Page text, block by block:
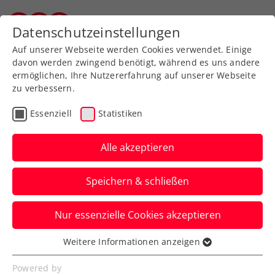
Zurück zur Newsübersicht
Turniere
Nina Buchegger siegt
beim Heimturnier in
Hallein
Nina Buchegger und Klara Kogler im
Einzel, Mia-Sophie Schnell im Doppel am
Podium
Verfasst von: , 26.05.2026
Datenschutzeinstellungen
Auf unserer Webseite werden Cookies verwendet. Einige
davon werden zwingend benötigt, während es uns andere
ermöglichen, Ihre Nutzererfahrung auf unserer Webseite
zu verbessern.
Essenziell Statistiken
Alle akzeptieren
Speichern & schließen
Nur essenzielle Cookies akzeptieren
Essenziell
Essenzielle Cookies werden für grundlegende
Weitere Informationen anzeigen
Powered by